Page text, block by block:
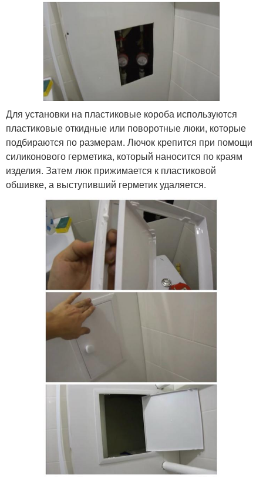
Для установки на пластиковые короба используются
пластиковые откидные или поворотные люки, которые
подбираются по размерам. Лючок крепится при помощи
силиконового герметика, который наносится по краям
изделия. Затем люк прижимается к пластиковой
обшивке, а выступивший герметик удаляется.